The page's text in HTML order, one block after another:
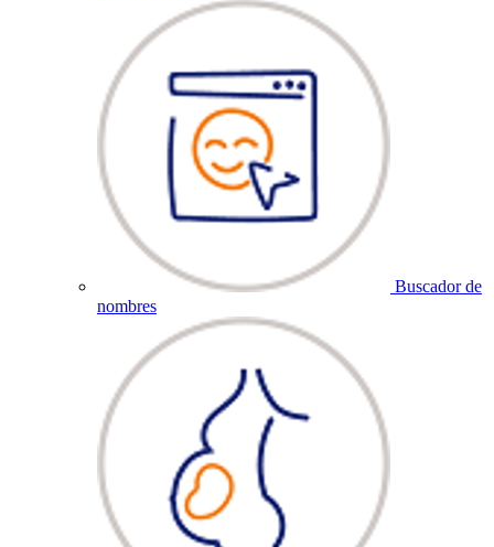
Buscador de
nombres